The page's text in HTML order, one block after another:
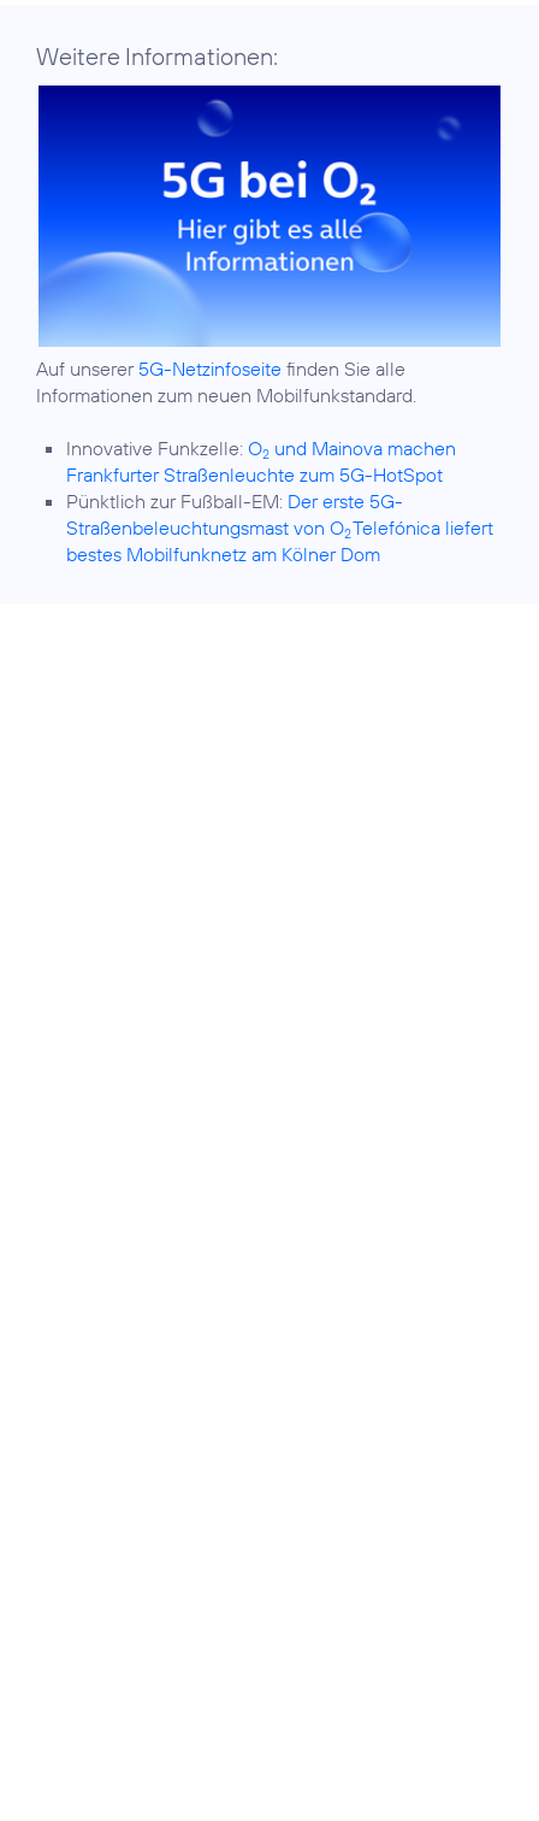
Weitere Informationen:
Auf unserer 5G-Netzinfoseite finden Sie alle
Informationen zum neuen Mobilfunkstandard.
Innovative Funkzelle: O2 und Mainova machen
Frankfurter Straßenleuchte zum 5G-HotSpot
Pünktlich zur Fußball-EM: Der erste 5G-
Straßenbeleuchtungsmast von O2Telefónica liefert
bestes Mobilfunknetz am Kölner Dom